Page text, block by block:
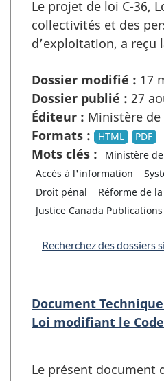
Le projet de loi C-36,
collectivités et des
d’exploitation, a reçu
Dossier modifié : 17
Dossier publié : 27
Éditeur : Ministère de
Formats :
HTML PDF
Mots clés :
Ministère
Accès à l'information
Droit pénal
Réforme de
Justice Canada Publications
Recherchez des dossiers
Document
Loi modifiant le
Le présent document